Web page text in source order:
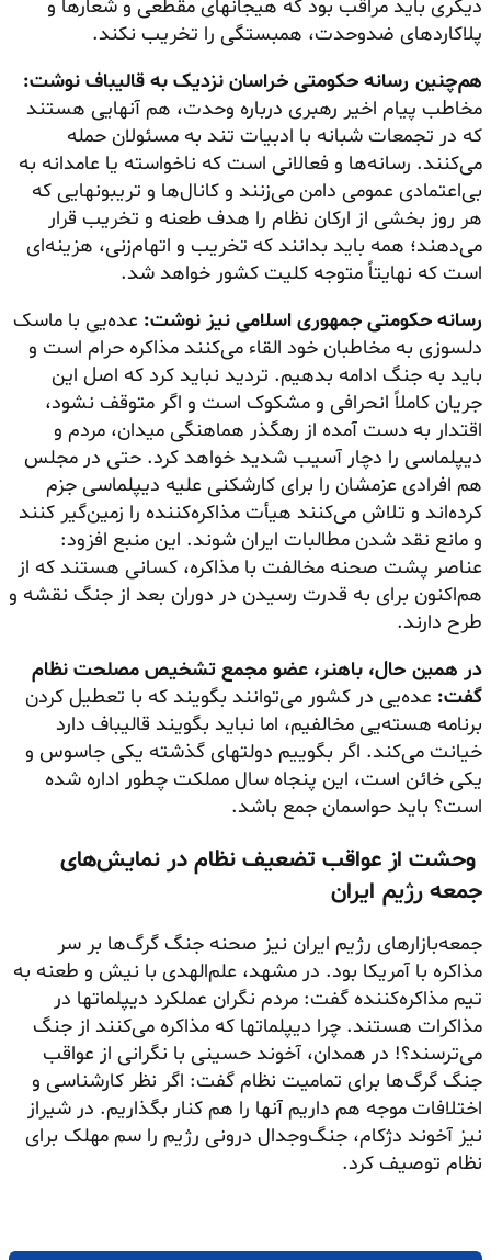
دیگری باید مراقب بود که هیجانهای مقطعی و شعارها و
پلاکاردهای ضدوحدت، همبستگی را تخریب نکند.
هم‌چنین رسانه حکومتی خراسان نزدیک به قالیباف نوشت:
مخاطب پیام اخیر رهبری درباره وحدت، هم آنهایی هستند
که در تجمعات شبانه با ادبیات تند به مسئولان حمله
می‌کنند. رسانه‌ها و فعالانی است که ناخواسته یا عامدانه به
بی‌اعتمادی عمومی دامن می‌زنند و کانال‌ها و تریبونهایی که
هر روز بخشی از ارکان نظام را هدف طعنه و تخریب قرار
می‌دهند؛ همه باید بدانند که تخریب و اتهام‌زنی، هزینه‌ای
است که نهایتاً متوجه کلیت کشور خواهد شد.
رسانه حکومتی جمهوری اسلامی نیز نوشت: عده‌یی با ماسک
دلسوزی به مخاطبان خود القاء می‌کنند مذاکره حرام است و
باید به جنگ ادامه بدهیم. تردید نباید کرد که اصل این
جریان کاملاً انحرافی و مشکوک است و اگر متوقف نشود،
اقتدار به دست آمده از رهگذر هماهنگی میدان، مردم و
دیپلماسی را دچار آسیب شدید خواهد کرد. حتی در مجلس
هم افرادی عزمشان را برای کارشکنی علیه دیپلماسی جزم
کرده‌اند و تلاش می‌کنند هیأت مذاکره‌کننده را زمین‌گیر کنند
و مانع نقد شدن مطالبات ایران شوند. این منبع افزود:
عناصر پشت صحنه مخالفت با مذاکره، کسانی هستند که از
هم‌اکنون برای به قدرت رسیدن در دوران بعد از جنگ نقشه و
طرح دارند.
در همین حال، باهنر، عضو مجمع تشخیص مصلحت نظام
گفت: عده‌یی در کشور می‌توانند بگویند که با تعطیل کردن
برنامه هسته‌یی مخالفیم، اما نباید بگویند قالیباف دارد
خیانت می‌کند. اگر بگوییم دولتهای گذشته یکی جاسوس و
یکی خائن است، این پنجاه سال مملکت چطور اداره شده
است؟ باید حواسمان جمع باشد.
وحشت از عواقب تضعیف نظام در نمایش‌های
جمعه رژیم ایران
جمعه‌بازارهای رژیم ایران نیز صحنه جنگ گرگ‌ها بر سر
مذاکره با آمریکا بود. در مشهد، علم‌الهدی با نیش و طعنه به
تیم مذاکره‌کننده گفت: مردم نگران عملکرد دیپلماتها در
مذاکرات هستند. چرا دیپلماتها که مذاکره می‌کنند از جنگ
می‌ترسند؟! در همدان، آخوند حسینی با نگرانی از عواقب
جنگ گرگ‌ها برای تمامیت نظام گفت: اگر نظر کارشناسی و
اختلافات موجه هم داریم آنها را هم کنار بگذاریم. در شیراز
نیز آخوند دژکام، جنگ‌وجدال درونی رژیم را سم مهلک برای
نظام توصیف کرد.